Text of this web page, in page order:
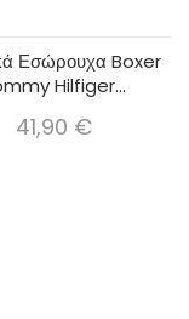
Εσώρουχα Boxer
Hilfiger...
41,90 €